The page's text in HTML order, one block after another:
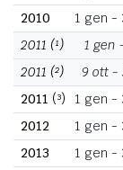
2010
1 gen -
2011 (¹) 1 gen
2011 (²) 9 ott -
2011 (³) 1 gen -
2012
1 gen -
2013
1 gen -